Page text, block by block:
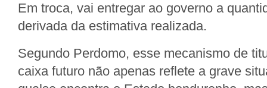
Em troca, vai entregar ao governo a
derivada da estimativa realizada.
Segundo Perdomo, esse mecanismo de
caixa futuro não apenas reflete a grave